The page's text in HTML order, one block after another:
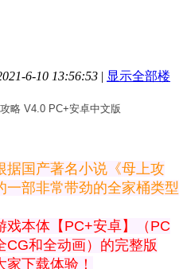
6-10 13:56:53 | 显示全部楼
略 V4.0 PC+安卓中文版
据国产著名小说《母上攻
一部非常带劲的全家桶类型
戏本体【PC+安卓】（PC
CG和全动画）的完整版
下载体验！